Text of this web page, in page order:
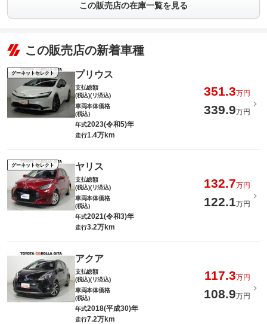
この販売店の在庫一覧を見る
この販売店の新着車種
グーネットセレクト プリウス
支払総額
(税込)(リ済込)
351.3万円
車両本体価格
(税込)
339.9万円
年式2023(令和5)年
走行1.4万km
グーネットセレクト ヤリス
支払総額
(税込)(リ済込)
132.7万円
車両本体価格
(税込)
122.1万円
年式2021(令和3)年
走行3.2万km
アクア
支払総額
(税込)(リ済込)
117.3万円
車両本体価格
(税込)
108.9万円
年式2018(平成30)年
走行7.2万km